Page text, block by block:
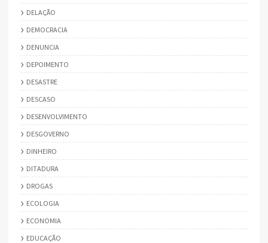
DELAÇÃO
DEMOCRACIA
DENUNCIA
DEPOIMENTO
DESASTRE
DESCASO
DESENVOLVIMENTO
DESGOVERNO
DINHEIRO
DITADURA
DROGAS
ECOLOGIA
ECONOMIA
EDUCAÇÃO